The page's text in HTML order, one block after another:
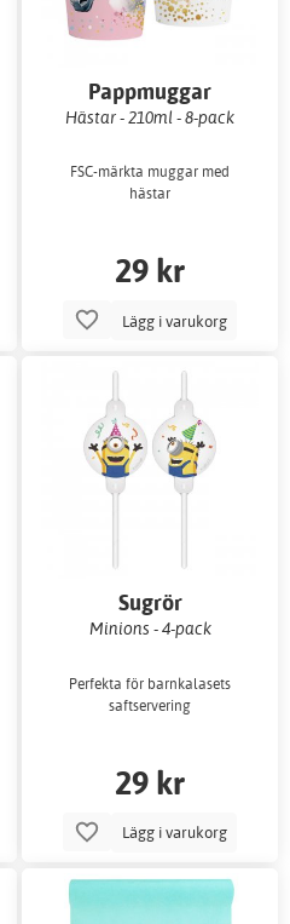
Pappmuggar
Hästar - 210ml - 8-pack
FSC-märkta muggar med
hästar
29 kr
Lägg i varukorg
Sugrör
Minions - 4-pack
Perfekta för barnkalasets
saftservering
29 kr
Lägg i varukorg